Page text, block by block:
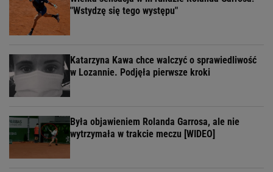
"Wstydzę się tego występu"
Katarzyna Kawa chce walczyć o sprawiedliwość
w Lozannie. Podjęła pierwsze kroki
Była objawieniem Rolanda Garrosa, ale nie
wytrzymała w trakcie meczu [WIDEO]